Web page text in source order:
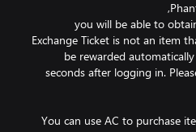
you will be able to
Exchange Ticket is not an item
be rewarded
seconds after logging in.
･You can use AC to purchase